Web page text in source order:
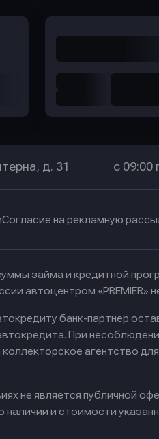
д. 31 с 09:00
Согласие на рекламную
займа и кредитной
автоцентром «PREMIER»
банк-партнер
При
агентство
не является публичной
и стоимости